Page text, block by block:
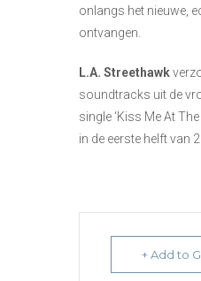
onlangs het nieuwe,
ontvangen.
L.A. Streethawk
soundtracks uit de
single ‘Kiss Me At
in de eerste helft van
+ Add to